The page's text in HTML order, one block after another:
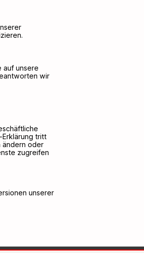
auf unsere
wir
tritt
ändern oder
zugreifen
unserer